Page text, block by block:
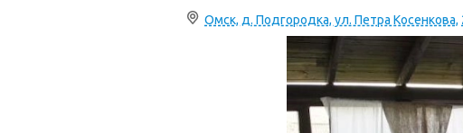
Омск, д. Подгородка, ул. Петра Косенкова,